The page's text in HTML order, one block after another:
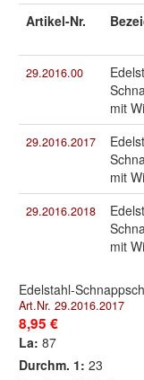
Artikel-Nr.
29.2016.00
mit
29.2016.2017
mit
29.2016.2018
mit
Edelstahl-
Art.Nr. 29.2016.2017
8,95 €
La: 87
Durchm. 1: 23